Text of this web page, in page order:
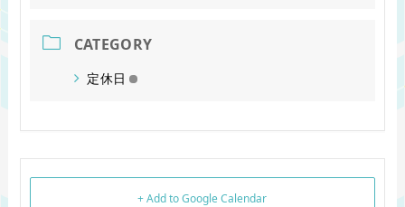
CATEGORY
定休日
+ Add to Google Calendar